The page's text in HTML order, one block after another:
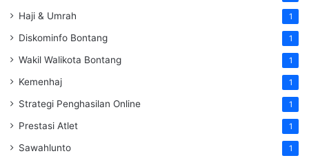
Haji & Umrah 1
Diskominfo Bontang 1
Wakil Walikota Bontang 1
Kemenhaj 1
Strategi Penghasilan Online 1
Prestasi Atlet 1
Sawahlunto 1